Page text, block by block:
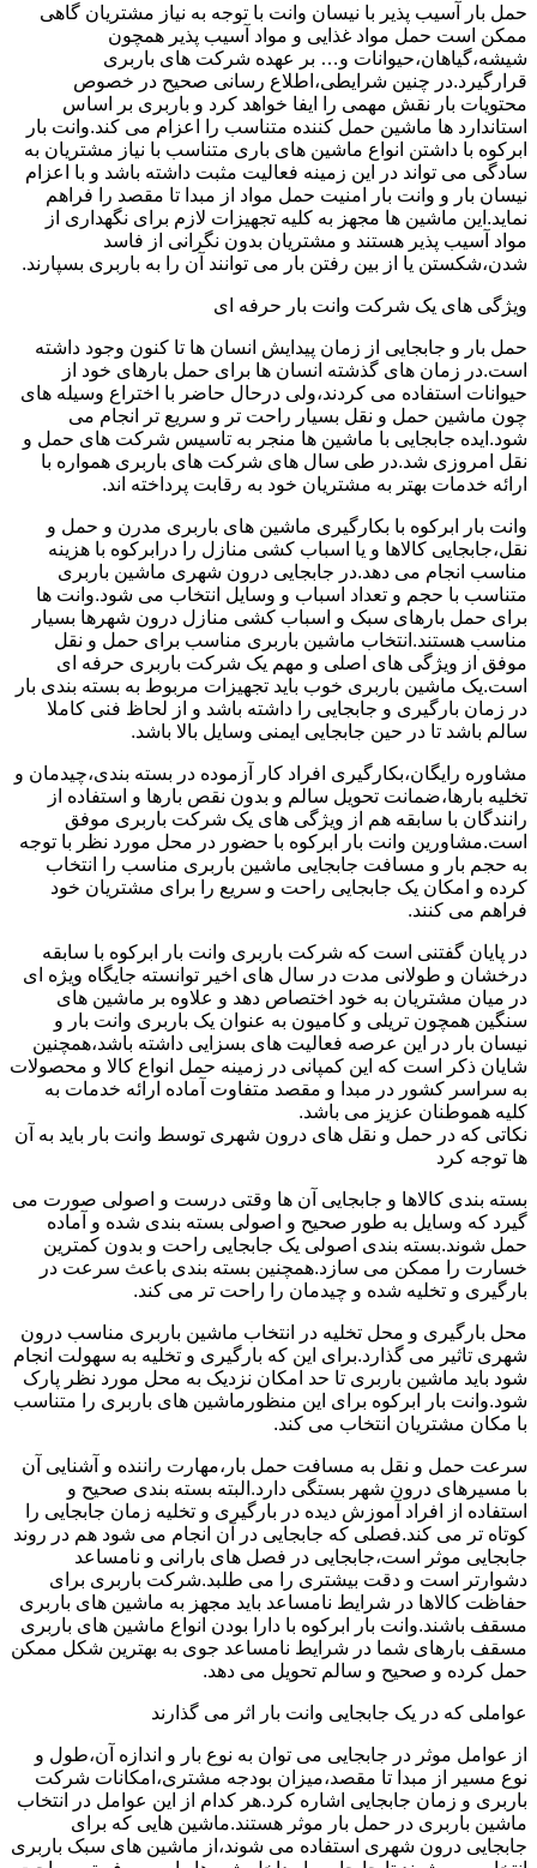
حمل بار آسیب پذیر با نیسان وانت با توجه به نیاز مشتریان گاهی
ممکن است حمل مواد غذایی و مواد آسیب پذیر همچون
شیشه،گیاهان،حیوانات و… بر عهده شرکت های باربری
قرارگیرد.در چنین شرایطی،اطلاع رسانی صحیح در خصوص
محتویات بار نقش مهمی را ایفا خواهد کرد و باربری بر اساس
استاندارد ها ماشین حمل کننده متناسب را اعزام می کند.وانت بار
ابرکوه با داشتن انواع ماشین های باری متناسب با نیاز مشتریان به
سادگی می تواند در این زمینه فعالیت مثبت داشته باشد و با اعزام
نیسان بار و وانت بار امنیت حمل مواد از مبدا تا مقصد را فراهم
نماید.این ماشین ها مجهز به کلیه تجهیزات لازم برای نگهداری از
مواد آسیب پذیر هستند و مشتریان بدون نگرانی از فاسد
شدن،شکستن یا از بین رفتن بار می توانند آن را به باربری بسپارند.
ویژگی های یک شرکت وانت بار حرفه ای
حمل بار و جابجایی از زمان پیدایش انسان ها تا کنون وجود داشته
است.در زمان های گذشته انسان ها برای حمل بارهای خود از
حیوانات استفاده می کردند،ولی درحال حاضر با اختراع وسیله های
چون ماشین حمل و نقل بسیار راحت تر و سریع تر انجام می
شود.ایده جابجایی با ماشین ها منجر به تاسیس شرکت های حمل و
نقل امروزی شد.در طی سال های شرکت های باربری همواره با
ارائه خدمات بهتر به مشتریان خود به رقابت پرداخته اند.
وانت بار ابرکوه با بکارگیری ماشین های باربری مدرن و حمل و
نقل،جابجایی کالاها و یا اسباب کشی منازل را درابرکوه با هزینه
مناسب انجام می دهد.در جابجایی درون شهری ماشین باربری
متناسب با حجم و تعداد اسباب و وسایل انتخاب می شود.وانت ها
برای حمل بارهای سبک و اسباب کشی منازل درون شهرها بسیار
مناسب هستند.انتخاب ماشین باربری مناسب برای حمل و نقل
موفق از ویژگی های اصلی و مهم یک شرکت باربری حرفه ای
است.یک ماشین باربری خوب باید تجهیزات مربوط به بسته بندی بار
در زمان بارگیری و جابجایی را داشته باشد و از لحاظ فنی کاملا
سالم باشد تا در حین جابجایی ایمنی وسایل بالا باشد.
مشاوره رایگان،بکارگیری افراد کار آزموده در بسته بندی،چیدمان و
تخلیه بارها،ضمانت تحویل سالم و بدون نقص بارها و استفاده از
رانندگان با سابقه هم از ویژگی های یک شرکت باربری موفق
است.مشاورین وانت بار ابرکوه با حضور در محل مورد نظر با توجه
به حجم بار و مسافت جابجایی ماشین باربری مناسب را انتخاب
کرده و امکان یک جابجایی راحت و سریع را برای مشتریان خود
فراهم می کنند.
در پایان گفتنی است که شرکت باربری وانت بار ابرکوه با سابقه
درخشان و طولانی مدت در سال های اخیر توانسته جایگاه ویژه ای
در میان مشتریان به خود اختصاص دهد و علاوه بر ماشین های
سنگین همچون تریلی و کامیون به عنوان یک باربری وانت بار و
نیسان بار در این عرصه فعالیت های بسزایی داشته باشد،همچنین
شایان ذکر است که این کمپانی در زمینه حمل انواع کالا و محصولات
به سراسر کشور در مبدا و مقصد متفاوت آماده ارائه خدمات به
کلیه هموطنان عزیز می باشد.
نکاتی که در حمل و نقل های درون شهری توسط وانت بار باید به آن
ها توجه کرد
بسته بندی کالاها و جابجایی آن ها وقتی درست و اصولی صورت می
گیرد که وسایل به طور صحیح و اصولی بسته بندی شده و آماده
حمل شوند.بسته بندی اصولی یک جابجایی راحت و بدون کمترین
خسارت را ممکن می سازد.همچنین بسته بندی باعث سرعت در
بارگیری و تخلیه شده و چیدمان را راحت تر می کند.
محل بارگیری و محل تخلیه در انتخاب ماشین باربری مناسب درون
شهری تاثیر می گذارد.برای این که بارگیری و تخلیه به سهولت انجام
شود باید ماشین باربری تا حد امکان نزدیک به محل مورد نظر پارک
شود.وانت بار ابرکوه برای این منظورماشین های باربری را متناسب
با مکان مشتریان انتخاب می کند.
سرعت حمل و نقل به مسافت حمل بار،مهارت راننده و آشنایی آن
با مسیرهای درون شهر بستگی دارد.البته بسته بندی صحیح و
استفاده از افراد آموزش دیده در بارگیری و تخلیه زمان جابجایی را
کوتاه تر می کند.فصلی که جابجایی در آن انجام می شود هم در روند
جابجایی موثر است،جابجایی در فصل های بارانی و نامساعد
دشوارتر است و دقت بیشتری را می طلبد.شرکت باربری برای
حفاظت کالاها در شرایط نامساعد باید مجهز به ماشین های باربری
مسقف باشند.وانت بار ابرکوه با دارا بودن انواع ماشین های باربری
مسقف بارهای شما در شرایط نامساعد جوی به بهترین شکل ممکن
حمل کرده و صحیح و سالم تحویل می دهد.
عواملی که در یک جابجایی وانت بار اثر می گذارند
از عوامل موثر در جابجایی می توان به نوع بار و اندازه آن،طول و
نوع مسیر از مبدا تا مقصد،میزان بودجه مشتری،امکانات شرکت
باربری و زمان جابجایی اشاره کرد.هر کدام از این عوامل در انتخاب
ماشین باربری در حمل بار موثر هستند.ماشین هایی که برای
جابجایی درون شهری استفاده می شوند،از ماشین های سبک باربری